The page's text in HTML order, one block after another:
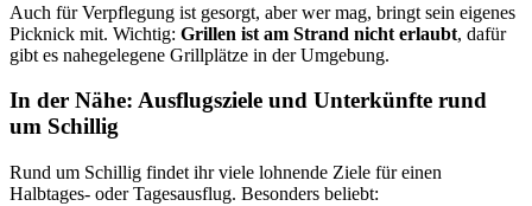
Auch für Verpflegung ist gesorgt, aber wer mag, bringt sein eigenes
Picknick mit. Wichtig: Grillen ist am Strand nicht erlaubt, dafür
gibt es nahegelegene Grillplätze in der Umgebung.
In der Nähe: Ausflugsziele und Unterkünfte rund
um Schillig
Rund um Schillig findet ihr viele lohnende Ziele für einen
Halbtages- oder Tagesausflug. Besonders beliebt: